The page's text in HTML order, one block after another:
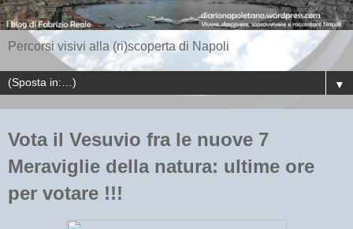
Percorsi visivi alla (ri)scoperta di Napoli
▼
Vota il Vesuvio fra le nuove 7
Meraviglie della natura: ultime ore
per votare !!!